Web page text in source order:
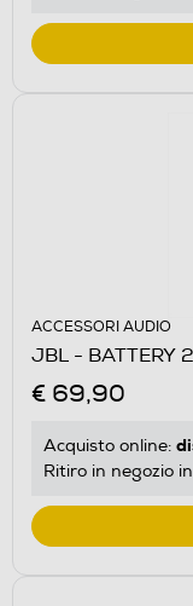
ACCESSORI AUDIO
JBL - BATTERY
€ 69,90
Acquisto online:
Ritiro in negozio